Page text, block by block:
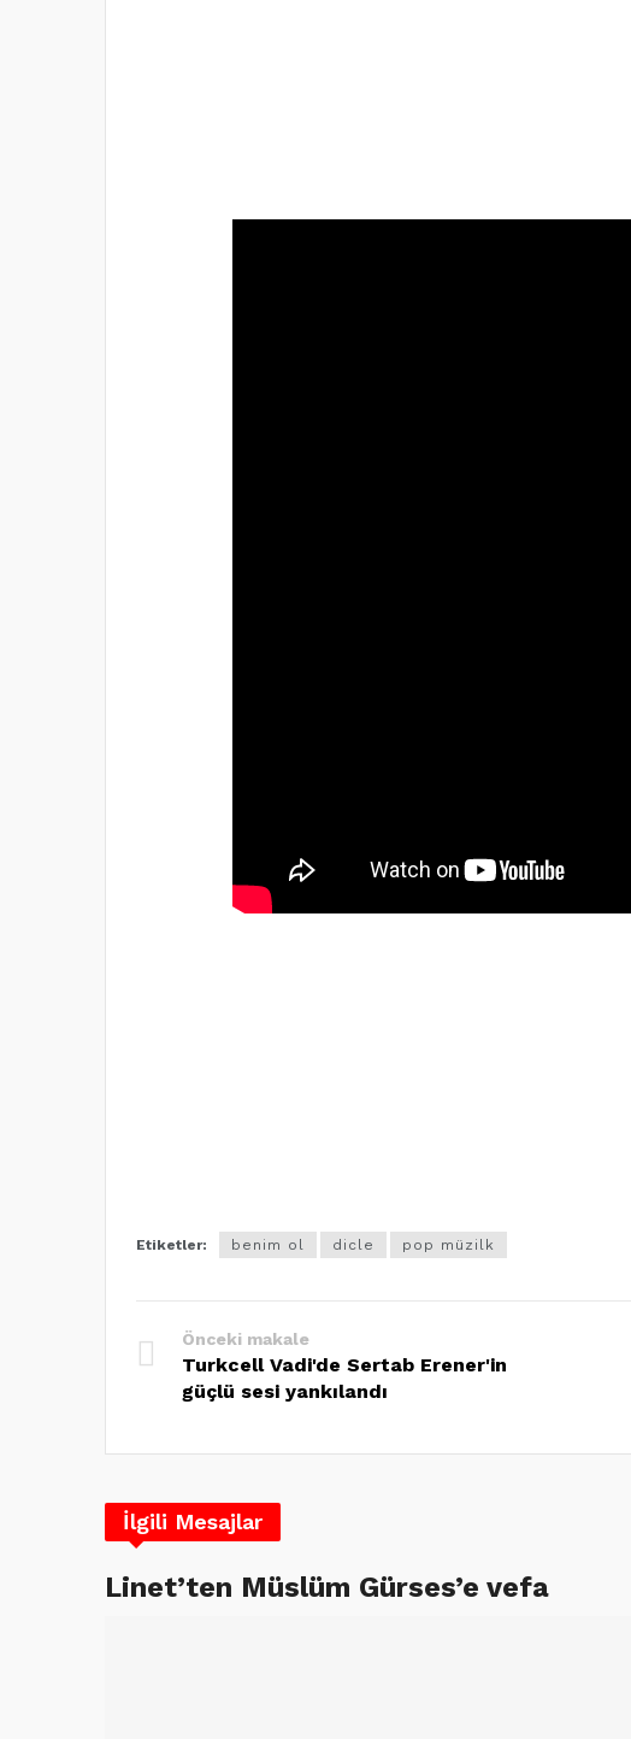
Etiketler: benim ol dicle pop müzilk
Önceki makale
Turkcell Vadi'de Sertab Erener'in
güçlü sesi yankılandı
İlgili Mesajlar
Linet’ten Müslüm Gürses’e vefa